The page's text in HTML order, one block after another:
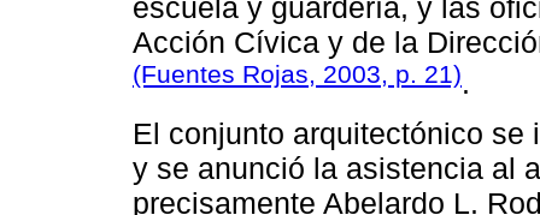
escuela y guardería, y las
Acción Cívica y de la
(Fuentes Rojas, 2003, p. 21).
El conjunto arquitectónico se
y se anunció la asistencia al
precisamente Abelardo L.